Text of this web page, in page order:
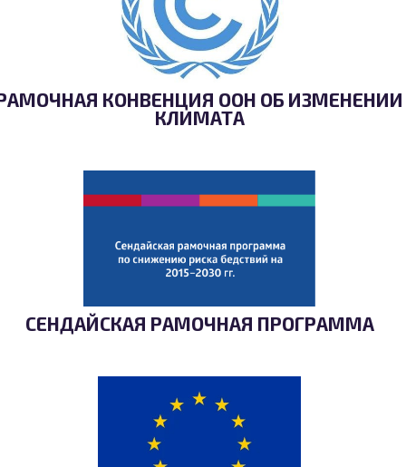
КОНВЕНЦИЯ ООН ОБ ИЗМЕНЕНИИ
КЛИМАТА
СЕНДАЙСКАЯ РАМОЧНАЯ ПРОГРАММА